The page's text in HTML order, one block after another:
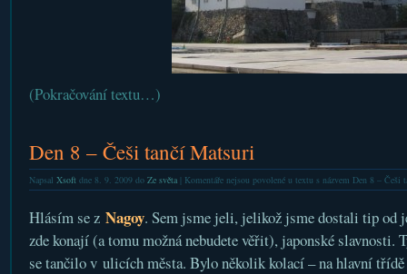
(Pokračování textu…)
Den 8 – Češi tančí Matsuri
Napsal Xsoftdne 8. 9. 2009 do Ze světa| Komentáře nejsou povolenéu textu s názvem Den 8 – Češi
Hlásím se z Nagoy. Sem jsme jeli, jelikož jsme dostali tip od
zde konají (a tomu možná nebudete věřit), japonské slavnosti.
se tančilo v ulicích města. Bylo několik kolací – na hlavní